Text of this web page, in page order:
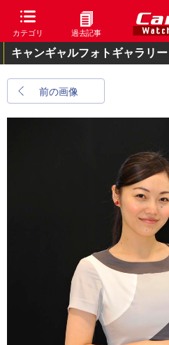
カテゴリ 過去記事
キャンギャルフォトギャラリー
前の画像